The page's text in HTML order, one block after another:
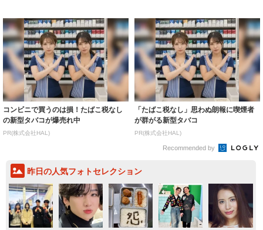
コンビニで買うのは損！たばこ税なし
の新型タバコが爆売れ中
PR(株式会社HAL)
「たばこ税なし」思わぬ朗報に喫煙者
が群がる新型タバコ
PR(株式会社HAL)
Recommended by
昨日の人気フォトセレクション